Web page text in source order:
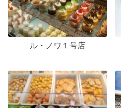
ル・ノワ１号店